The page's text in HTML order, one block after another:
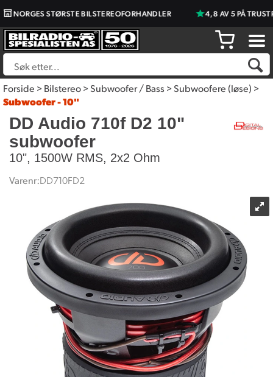
NORGES STØRSTE BILSTEREOFORHANDLER 4,8 AV 5 PÅ
Forside>Bilstereo>Subwoofer / Bass>Subwoofere (løse)>
Subwoofer - 10"
DD Audio 710f D2 10"
subwoofer
10", 1500W RMS, 2x2 Ohm
Varenr:DD710FD2